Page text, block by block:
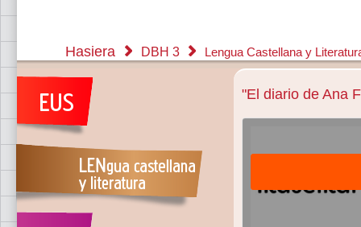
Hasiera DBH 3 Lengua Castellana y
"El diario de Ana